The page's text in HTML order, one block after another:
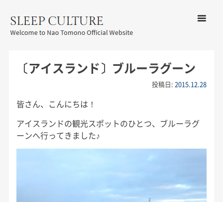
CULTURE
ー
ツへ移動
〔アイスランド〕ブルーラグーン
投稿日:2015.12.28
皆さん、こんにちは！
アイスランドの観光スポットのひとつ、ブルーラグ
ーンへ行ってきました♪